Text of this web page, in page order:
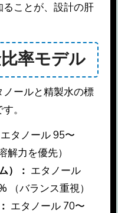
ことが、設計の肝
率モデル
ールと精製水の標
。
エタノール 95〜
解力を優先）
）： エタノール
（バランス重視）
エタノール 70〜